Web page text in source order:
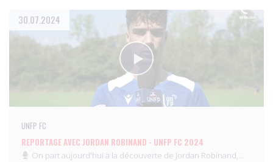
30.07.2024
UNFP FC
REPORTAGE AVEC JORDAN ROBINAND - UNFP FC 2024
On part aujourd'hui à la découverte de Jordan Robinand,…